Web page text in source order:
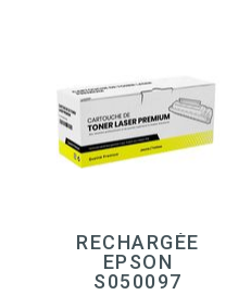
RECHARGÉE
EPSON
S050097